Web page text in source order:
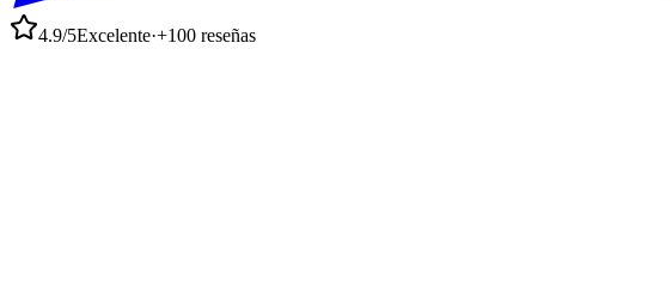
4.9/5Excelente·+100 reseñas